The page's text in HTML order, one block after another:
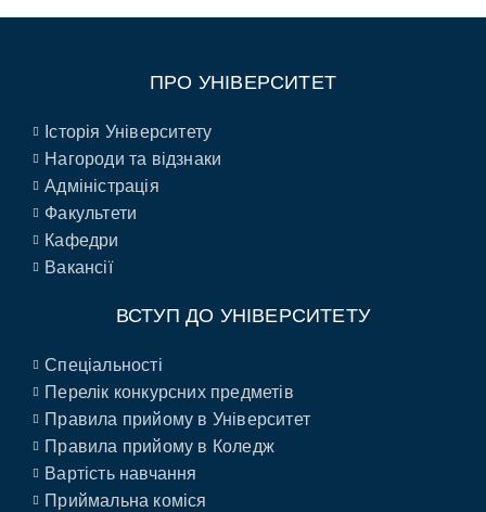
ПРО УНІВЕРСИТЕТ
Історія Університету
Нагороди та відзнаки
Адміністрація
Факультети
Кафедри
Вакансії
ВСТУП ДО УНІВЕРСИТЕТУ
Спеціальності
Перелік конкурсних предметів
Правила прийому в Університет
Правила прийому в Коледж
Вартість навчання
Приймальна коміся